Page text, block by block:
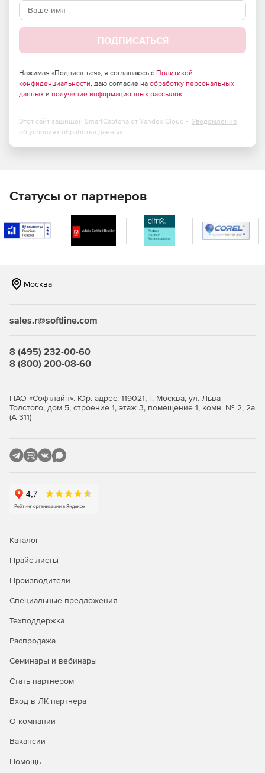
ПОДПИСАТЬСЯ
Нажимая «Подписаться», я соглашаюсь с Политикой
конфиденциальности, даю согласие на обработку персональных
данных и получение информационных рассылок.
Этот сайт защищен SmartCaptcha от Yandex Cloud - Уведомление
об условиях обработки данных
Статусы от партнеров
Москва
sales.r@softline.com
8 (495) 232-00-60
8 (800) 200-08-60
ПАО «Софтлайн». Юр. адрес: 119021, г. Москва, ул. Льва
Толстого, дом 5, строение 1, этаж 3, помещение 1, комн. № 2, 2а
(А-311)
Каталог
Прайс-листы
Производители
Специальные предложения
Техподдержка
Распродажа
Семинары и вебинары
Стать партнером
Вход в ЛК партнера
О компании
Вакансии
Помощь